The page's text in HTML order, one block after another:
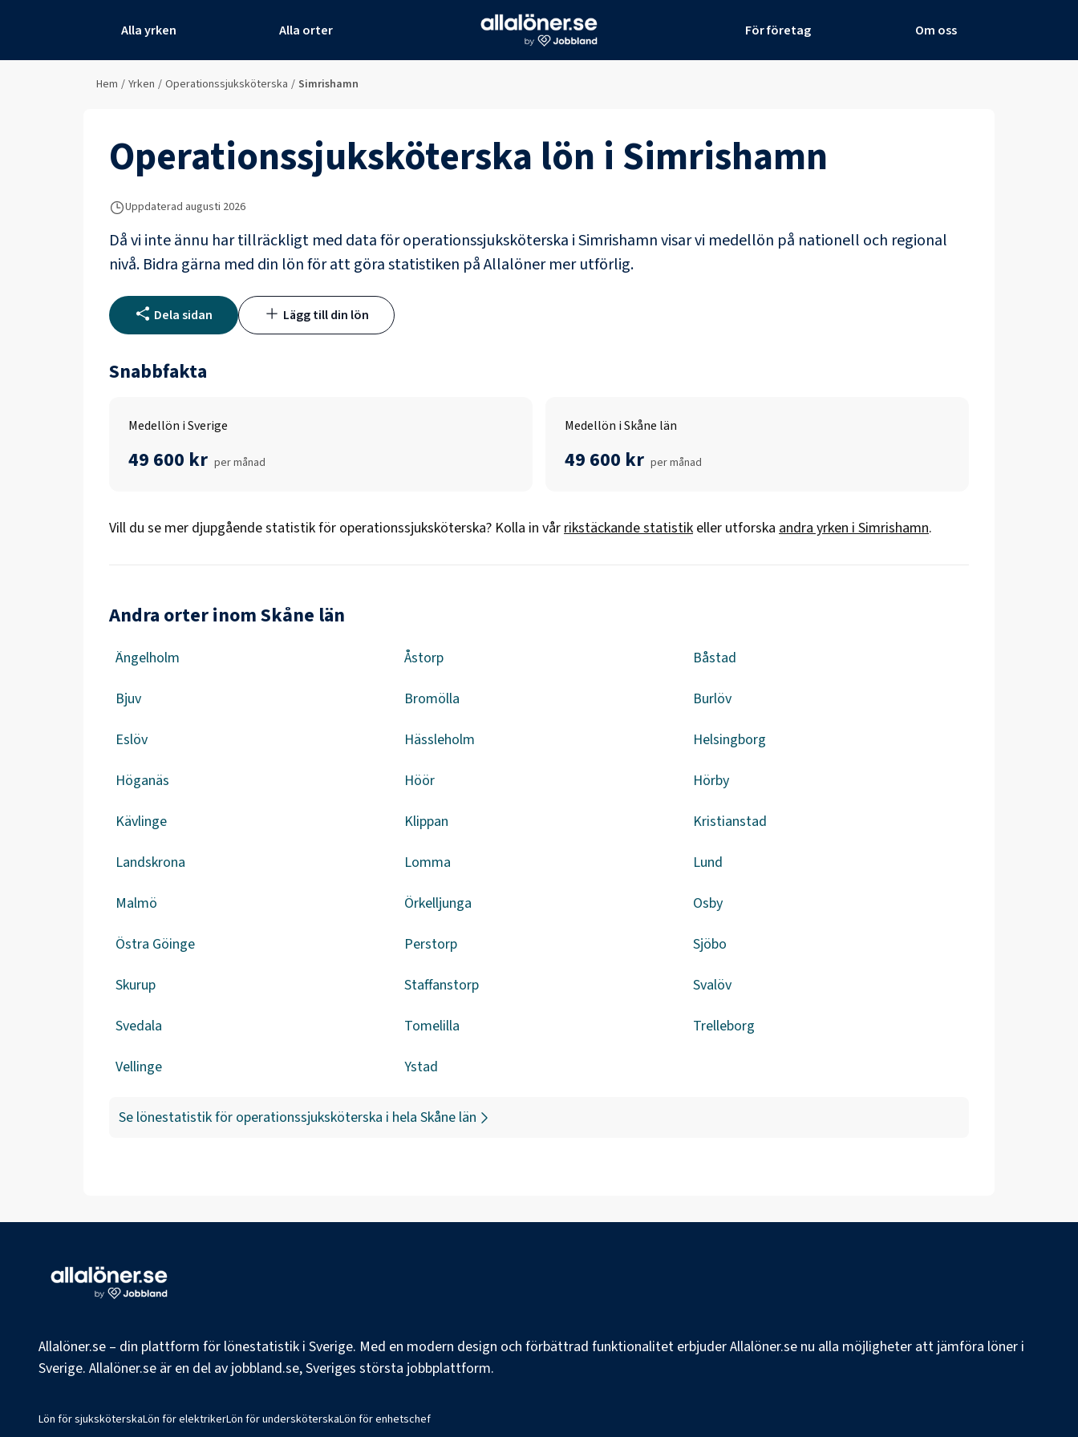
Alla yrken Alla orter För företag Om oss
Hem / Yrken / Operationssjuksköterska / Simrishamn
Operationssjuksköterska lön i Simrishamn
Uppdaterad augusti 2026
Då vi inte ännu har tillräckligt med data föroperationssjuksköterska iSimrishamnvisar vi medellön på nationell och regional
nivå. Bidra gärna med din lön för att göra statistiken på Allalöner mer utförlig.
Dela sidan Lägg till din lön
Snabbfakta
Medellön i Sverige
49 600 kr per månad
Medellön i Skåne län
49 600 kr per månad
Vill du se mer djupgående statistik för operationssjuksköterska? Kolla in vårrikstäckande statistik eller utforska andra yrken iSimrishamn.
Andra orter inom Skåne län
Ängelholm Åstorp Båstad
Bjuv Bromölla Burlöv
Eslöv Hässleholm Helsingborg
Höganäs Höör Hörby
Kävlinge Klippan Kristianstad
Landskrona Lomma Lund
Malmö Örkelljunga Osby
Östra Göinge Perstorp Sjöbo
Skurup Staffanstorp Svalöv
Svedala Tomelilla Trelleborg
Vellinge Ystad
Se lönestatistik för operationssjuksköterska i hela Skåne län
Allalöner.se – din plattform för lönestatistik i Sverige. Med en modern design och förbättrad funktionalitet erbjuder Allalöner.se nu alla möjligheter att jämföra löner i
Sverige. Allalöner.se är en del av jobbland.se, Sveriges största jobbplattform.
Lön för sjuksköterskaLön för elektrikerLön för undersköterskaLön för enhetschef